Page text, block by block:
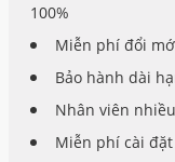
100%
Miễn phí đổi
Bảo hành dài
Nhân viên
Miễn phí cài